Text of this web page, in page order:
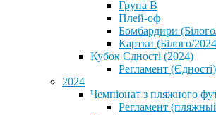
Група В
Плей-оф
Бомбардири
Картки (Білого/
Кубок Єдності (2024)
Регламент (Єдності)
2024
Чемпіонат з пляжного
Регламент